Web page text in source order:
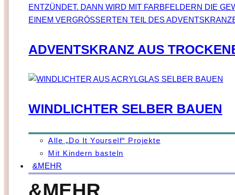
ADVENTSKRANZ AUS
WINDLICHTER SELBER BAUEN
Alle „Do It Yourself“ Projekte
Mit Kindern basteln
&MEHR
&MEHR